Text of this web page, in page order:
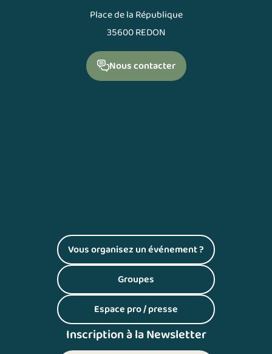
Place de la République
35600 REDON
Nous contacter
Vous organisez un événement ?
(S'ouvre dans un nouvel onglet)
Groupes(S'ouvre dans un nouvel onglet)
Espace pro / presse(S'ouvre dans un nouvel onglet)
Inscription à la Newsletter